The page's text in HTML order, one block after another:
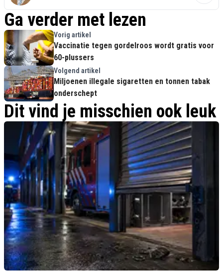
Ga verder met lezen
Vorig artikel
Vaccinatie tegen gordelroos wordt gratis voor
60-plussers
Volgend artikel
Miljoenen illegale sigaretten en tonnen tabak
onderschept
Dit vind je misschien ook leuk